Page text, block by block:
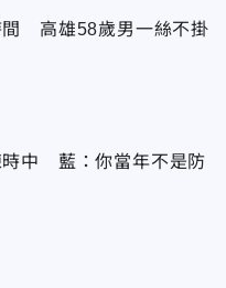
間 高雄58歲男一絲不掛
時中 藍：你當年不是防